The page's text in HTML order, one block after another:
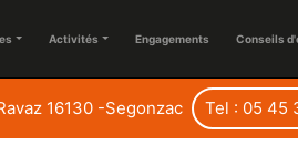
Activités Engagements Conseils
16130 -Segonzac Tel : 05 45